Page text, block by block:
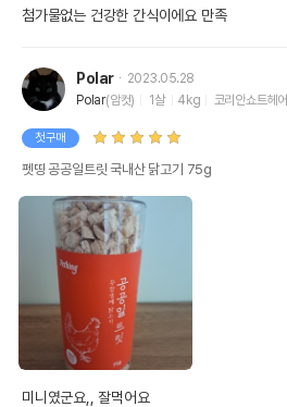
첨가물없는 건강한 간식이에요 만족
Polar
2023.05.28
Polar(암컷) 1살 4kg 코리안쇼트헤어
첫구매
펫띵 공공일트릿 국내산 닭고기 75g
미니였군요,, 잘먹어요